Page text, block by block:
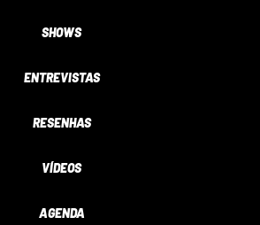
SHOWS
ENTREVISTAS
RESENHAS
VÍDEOS
AGENDA